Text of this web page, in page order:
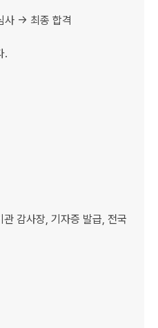
사 → 최종 합격
.
감사장, 기자증 발급, 전국